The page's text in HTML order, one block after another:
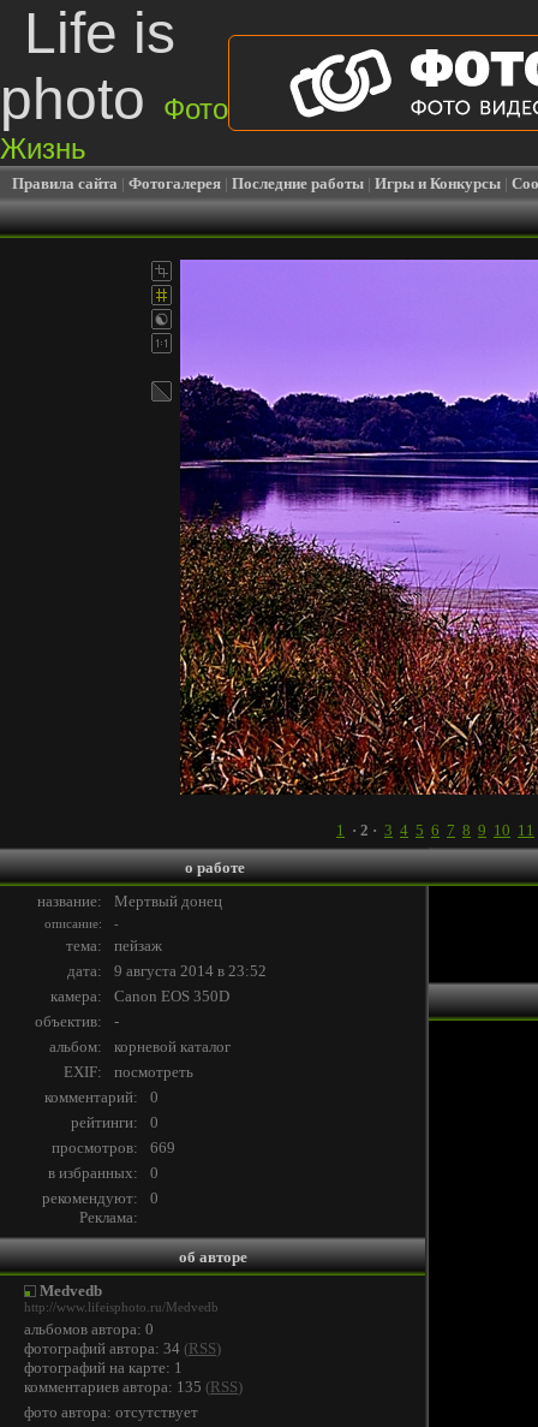
Life is
photo
Фото
Жизнь
Правила сайта | Фотогалерея | Последние работы | Игры и Конкурсы |
1 · 2 · 3 4 5 6 7 8 9 10 11
о работе
название:
Мертвый донец
описание: -
тема:
пейзаж
дата:
9 августа 2014 в 23:52
камера:
Canon EOS 350D
объектив:
-
альбом:
корневой каталог
EXIF:
посмотреть
комментарий:
0
рейтинги:
0
просмотров:
669
в избранных:
0
рекомендуют:
0
Реклама:
об авторе
Medvedb
http://www.lifeisphoto.ru/Medvedb
альбомов автора: 0
фотографий автора: 34 (RSS)
фотографий на карте: 1
комментариев автора: 135 (RSS)
фото автора: отсутствует